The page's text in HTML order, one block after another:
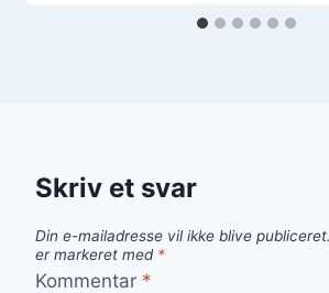
Skriv et svar
Din e-mailadresse vil ikke blive publiceret.
er markeret med *
Kommentar *